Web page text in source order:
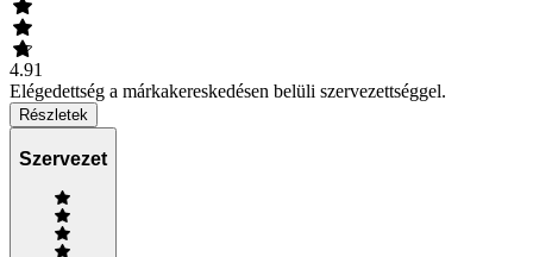
4.91
Elégedettség a márkakereskedésen belüli szervezettséggel.
Részletek
Szervezet